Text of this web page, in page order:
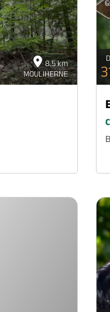
8.5 km
MOULIHERNE